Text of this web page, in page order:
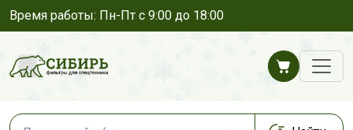
Время работы: Пн-Пт с 9:00 до 18:00